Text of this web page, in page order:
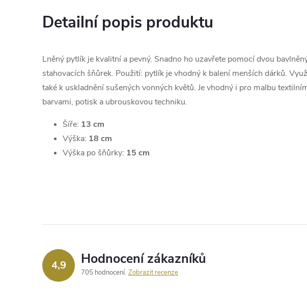
Detailní popis produktu
Lněný pytlík je kvalitní a pevný. Snadno ho uzavřete pomocí dvou
stahovacích šňůrek. Použití: pytlík je vhodný k balení menších dárků.
také k uskladnění sušených vonných květů. Je vhodný i pro malbu
barvami, potisk a ubrouskovou techniku.
Šíře: 13 cm
Výška: 18 cm
Výška po šňůrky: 15 cm
4,9 Hodnocení zákazníků
705 hodnocení Zobrazit recenze